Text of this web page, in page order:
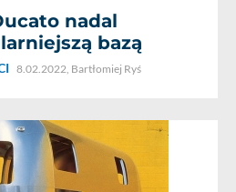
nadal
bazą
8.02.2022, Bartłomiej Ryś